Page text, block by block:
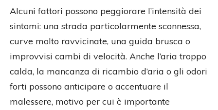
Alcuni fattori possono peggiorare l’intensità dei
sintomi: una strada particolarmente sconnessa,
curve molto ravvicinate, una guida brusca o
improvvisi cambi di velocità. Anche l’aria troppo
calda, la mancanza di ricambio d’aria o gli odori
forti possono anticipare o accentuare il
malessere, motivo per cui è importante